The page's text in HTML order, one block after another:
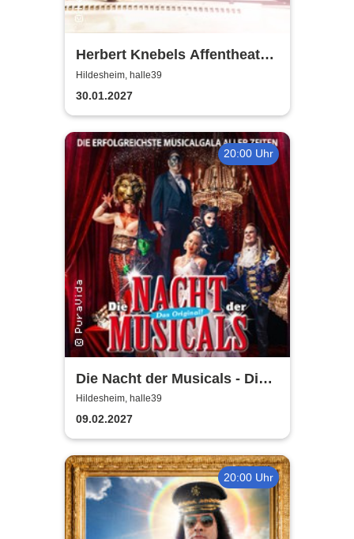
Herbert Knebels Affentheater
- Voll Karacho!
Hildesheim, halle39
30.01.2027
20:00 Uhr
Die Nacht der Musicals - Die
erfolgreichste Musicalgala
aller Zeiten
Hildesheim, halle39
09.02.2027
20:00 Uhr